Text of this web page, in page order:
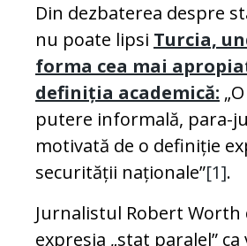
Din dezbaterea despre
nu poate lipsi Turcia,
forma cea mai
definiția academică:
putere informală, para-
motivată de o definiție
securității naționale”[1].
Jurnalistul Robert Worth
expresia „stat paralel”